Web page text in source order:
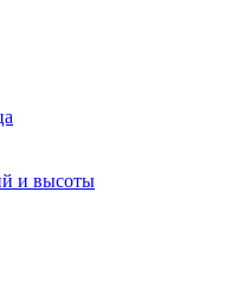
и высоты